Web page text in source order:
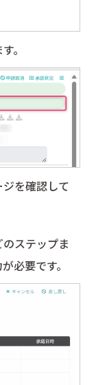
。
ジを確認して
ステップま
必要です。